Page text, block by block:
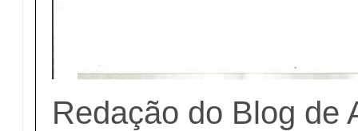
Redação do Blog de